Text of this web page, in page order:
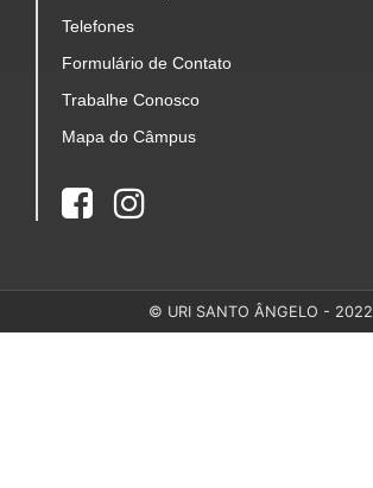
Telefones
Formulário de Contato
Trabalhe Conosco
Mapa do Câmpus
© URI SANTO ÂNGELO - 2022